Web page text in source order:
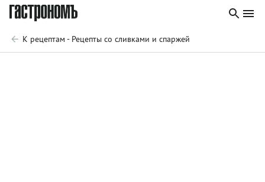
К рецептам - Рецепты со сливками и спаржей